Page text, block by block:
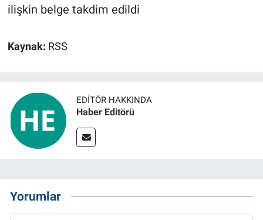
ilişkin belge takdim edildi
Kaynak: RSS
EDITÖR HAKKINDA
Haber Editörü
Yorumlar